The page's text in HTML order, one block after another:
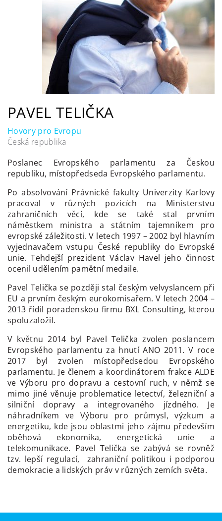
PAVEL TELIČKA
Hovory pro Evropu
Česká republika
Poslanec Evropského parlamentu za Českou
republiku, místopředseda Evropského parlamentu.
Po absolvování Právnické fakulty Univerzity Karlovy
pracoval v různých pozicích na Ministerstvu
zahraničních věcí, kde se také stal prvním
náměstkem ministra a státním tajemníkem pro
evropské záležitosti. V letech 1997 – 2002 byl hlavním
vyjednavačem vstupu České republiky do Evropské
unie. Tehdejší prezident Václav Havel jeho činnost
ocenil udělením pamětní medaile.
Pavel Telička se později stal českým velvyslancem při
EU a prvním českým eurokomisařem. V letech 2004 –
2013 řídil poradenskou firmu BXL Consulting, kterou
spoluzaložil.
V květnu 2014 byl Pavel Telička zvolen poslancem
Evropského parlamentu za hnutí ANO 2011. V roce
2017 byl zvolen místopředsedou Evropského
parlamentu. Je členem a koordinátorem frakce ALDE
ve Výboru pro dopravu a cestovní ruch, v němž se
mimo jiné věnuje problematice letectví, železniční a
silniční dopravy a integrovaného jízdného. Je
náhradníkem ve Výboru pro průmysl, výzkum a
energetiku, kde jsou oblastmi jeho zájmu především
oběhová ekonomika, energetická unie a
telekomunikace. Pavel Telička se zabývá se rovněž
tzv. lepší regulací, zahraniční politikou i podporou
demokracie a lidských práv v různých zemích světa.